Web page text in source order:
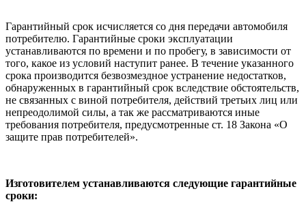
Гарантийный срок исчисляется со дня передачи автомобиля
потребителю. Гарантийные сроки эксплуатации
устанавливаются по времени и по пробегу, в зависимости от
того, какое из условий наступит ранее. В течение указанного
срока производится безвозмездное устранение недостатков,
обнаруженных в гарантийный срок вследствие обстоятельств,
не связанных с виной потребителя, действий третьих лиц или
непреодолимой силы, а так же рассматриваются иные
требования потребителя, предусмотренные ст. 18 Закона «О
защите прав потребителей».
Изготовителем устанавливаются следующие гарантийные
сроки: